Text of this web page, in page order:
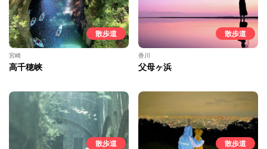
散歩道
宮崎
高千穂峡
散歩道
香川
父母ヶ浜
散歩道 散歩道